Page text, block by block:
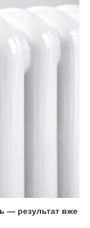
— результат вже